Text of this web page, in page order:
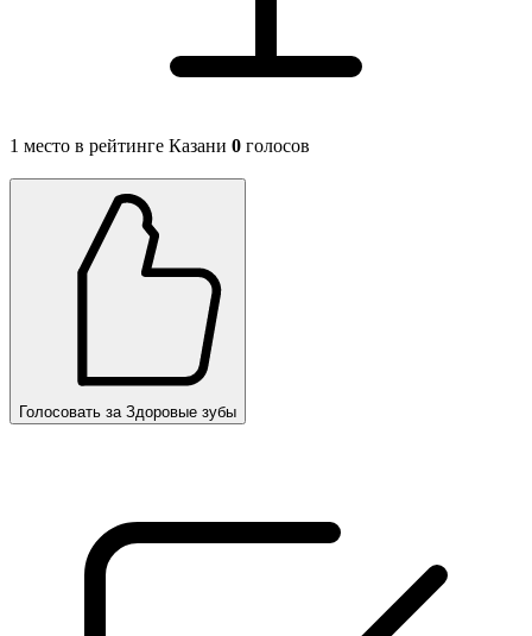
1 место в рейтинге Казани 0 голосов
Голосовать за Здоровые зубы